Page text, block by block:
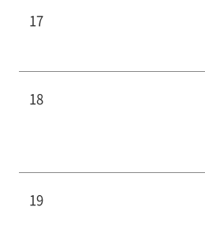
17
18
19